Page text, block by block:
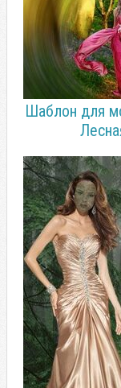
Шаблон для